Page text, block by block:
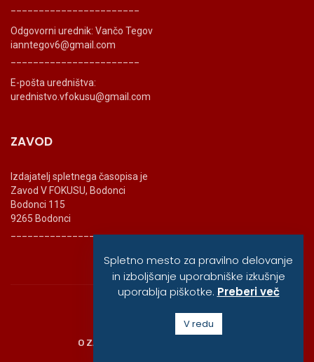
Odgovorni urednik: Vančo Tegov
ianntegov6@gmail.com
E-pošta uredništva:
urednistvo.vfokusu@gmail.com
ZAVOD
Izdajatelj spletnega časopisa je
Zavod V FOKUSU, Bodonci
Bodonci 115
9265 Bodonci
_______________________
© vfokusu, 2020
O ZAVODU
Spletno mesto za pravilno delovanje
in izboljšanje uporabniške izkušnje
uporablja piškotke. Preberi več
V redu